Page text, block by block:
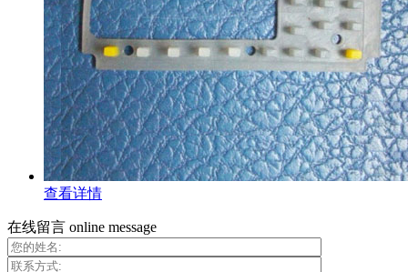
查看详情
在线留言 online message